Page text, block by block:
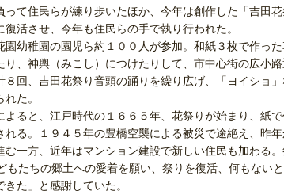
て住民らが練り歩いたほか、今年は創作した「吉田
活させ、今年も住民らの手で執り行われた。
幼稚園の園児ら約１００人が参加。和紙３枚で作った
、神輿（みこし）につけたりして、市中心街の広小路
回、吉田花祭り音頭の踊りを繰り広げ、「ヨイショ
た。
ると、江戸時代の１６６５年、花祭りが始まり、紙
る。１９４５年の豊橋空襲による被災で途絶え、昨年
一方、近年はマンション建設で新しい住民も加わる
もたちの郷土への愛着を願い、祭りを復活、何もない
た」と感謝していた。